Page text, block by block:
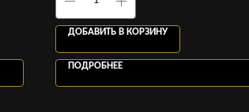
ДОБАВИТЬ В КОРЗИНУ
ПОДРОБНЕЕ